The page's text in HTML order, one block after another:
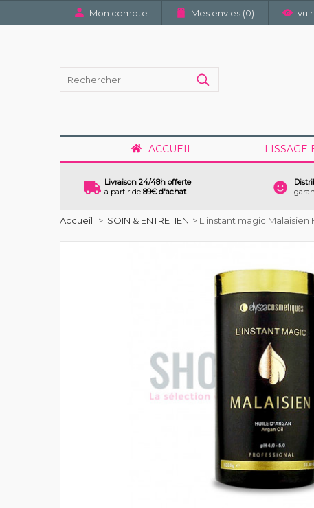
Mon compte Mes envies (0) vu
ACCUEIL LISSAGE
Livraison 24/48h offerte
à partir de 89€ d'achat
Accueil > SOIN & ENTRETIEN > L'instant magic Malaisien